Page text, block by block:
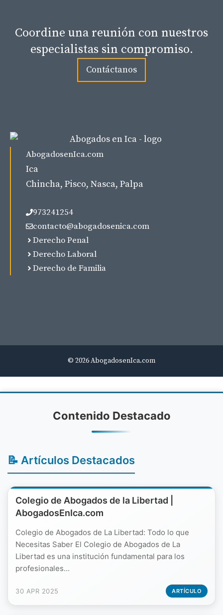
Coordine una reunión con nuestros
especialistas sin compromiso.
Contáctanos
AbogadosenIca.com
Ica
Chincha, Pisco, Nasca, Palpa
973241254
contacto@abogadosenica.com
Derecho Penal
Derecho Laboral
Derecho de Familia
© 2026 AbogadosenIca.com
Contenido Destacado
📝 Artículos Destacados
Colegio de Abogados de la Libertad |
AbogadosEnIca.com
Colegio de Abogados de La Libertad: Todo lo que
Necesitas Saber El Colegio de Abogados de La
Libertad es una institución fundamental para los
profesionales...
30 APR 2025 ARTÍCULO